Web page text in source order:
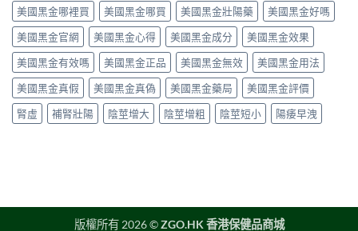
久
的
完
整
指
南〉
中
護
腺
素
類
藥
物，
找
回
自
微
vs
罕
見
嚴
重，
用
藥
前
美國黑金哪裡買
美國黑金哪買 美國黑金壯陽藥
美國黑金好嗎
美國黑金官網
美國黑金心得 美國黑金成分
美國黑金效果
美國黑金有效嗎
美國黑金正品 美國黑金無效
美國黑金用法
美國黑金真假
美國黑金真偽 美國黑金藥局
美國黑金評價
腎虛
補腎壯陽 陰莖增大 陰莖增粗 陰莖短小 陽痿早洩
版權所有 2026 ©ZGO.HK 香港保健品商城